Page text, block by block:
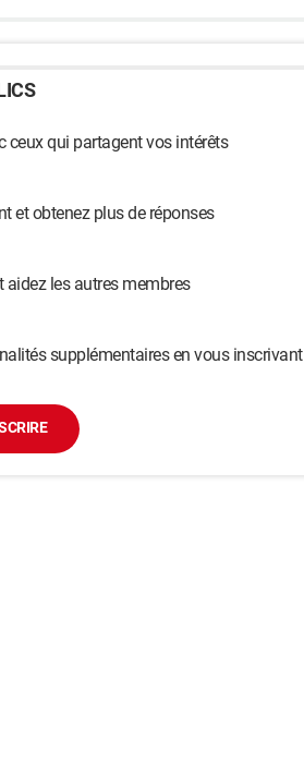
ceux qui partagent vos intérêts
et obtenez plus de réponses
aidez les autres membres
supplémentaires en vous inscrivant